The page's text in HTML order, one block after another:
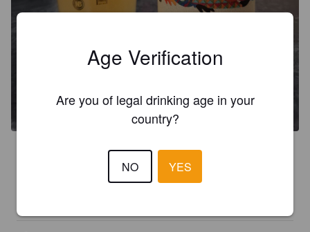
Odotukset olivat korkeammalla. Erikoinen makujen
sekamelska, paranee ehkä loppua kohden. Hintaansa nähden
Age Verification
Are you of legal drinking age in your
country?
NO YES